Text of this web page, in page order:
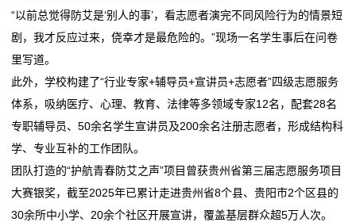
“以前总觉得防艾是‘别人的事’，看志愿者演完不同风险行为的情景短
剧，我才反应过来，侥幸才是最危险的。”现场一名学生事后在问卷
里写道。
此外，学校构建了“行业专家+辅导员+宣讲员+志愿者”四级志愿服务
体系，吸纳医疗、心理、教育、法律等多领域专家12名，配套28名
专职辅导员、50余名学生宣讲员及200余名注册志愿者，形成结构科
学、专业互补的工作团队。
团队打造的“护航青春防艾之声”项目曾获贵州省第三届志愿服务项目
大赛银奖，截至2025年已累计走进贵州省8个县、贵阳市2个区县的
30余所中小学、20余个社区开展宣讲，覆盖基层群众超5万人次。